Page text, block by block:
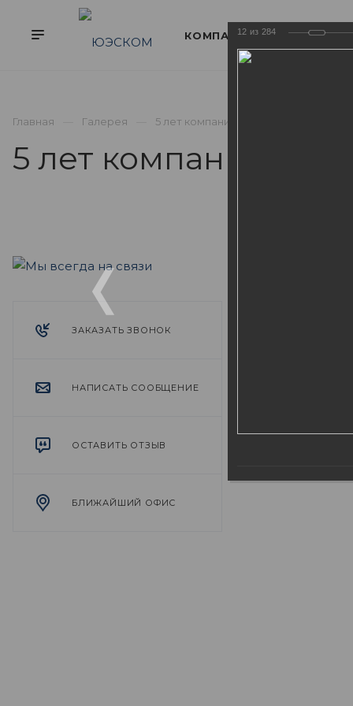
Главная Галерея 5 лет компании ЮЭСКОМ.
5 лет компании
ЗАКАЗАТЬ ЗВОНОК
НАПИСАТЬ СООБЩЕНИЕ
ОСТАВИТЬ ОТЗЫВ
БЛИЖАЙШИЙ ОФИС
Команда
ЮЭСКОМ
малый
гитара,
12 из 284